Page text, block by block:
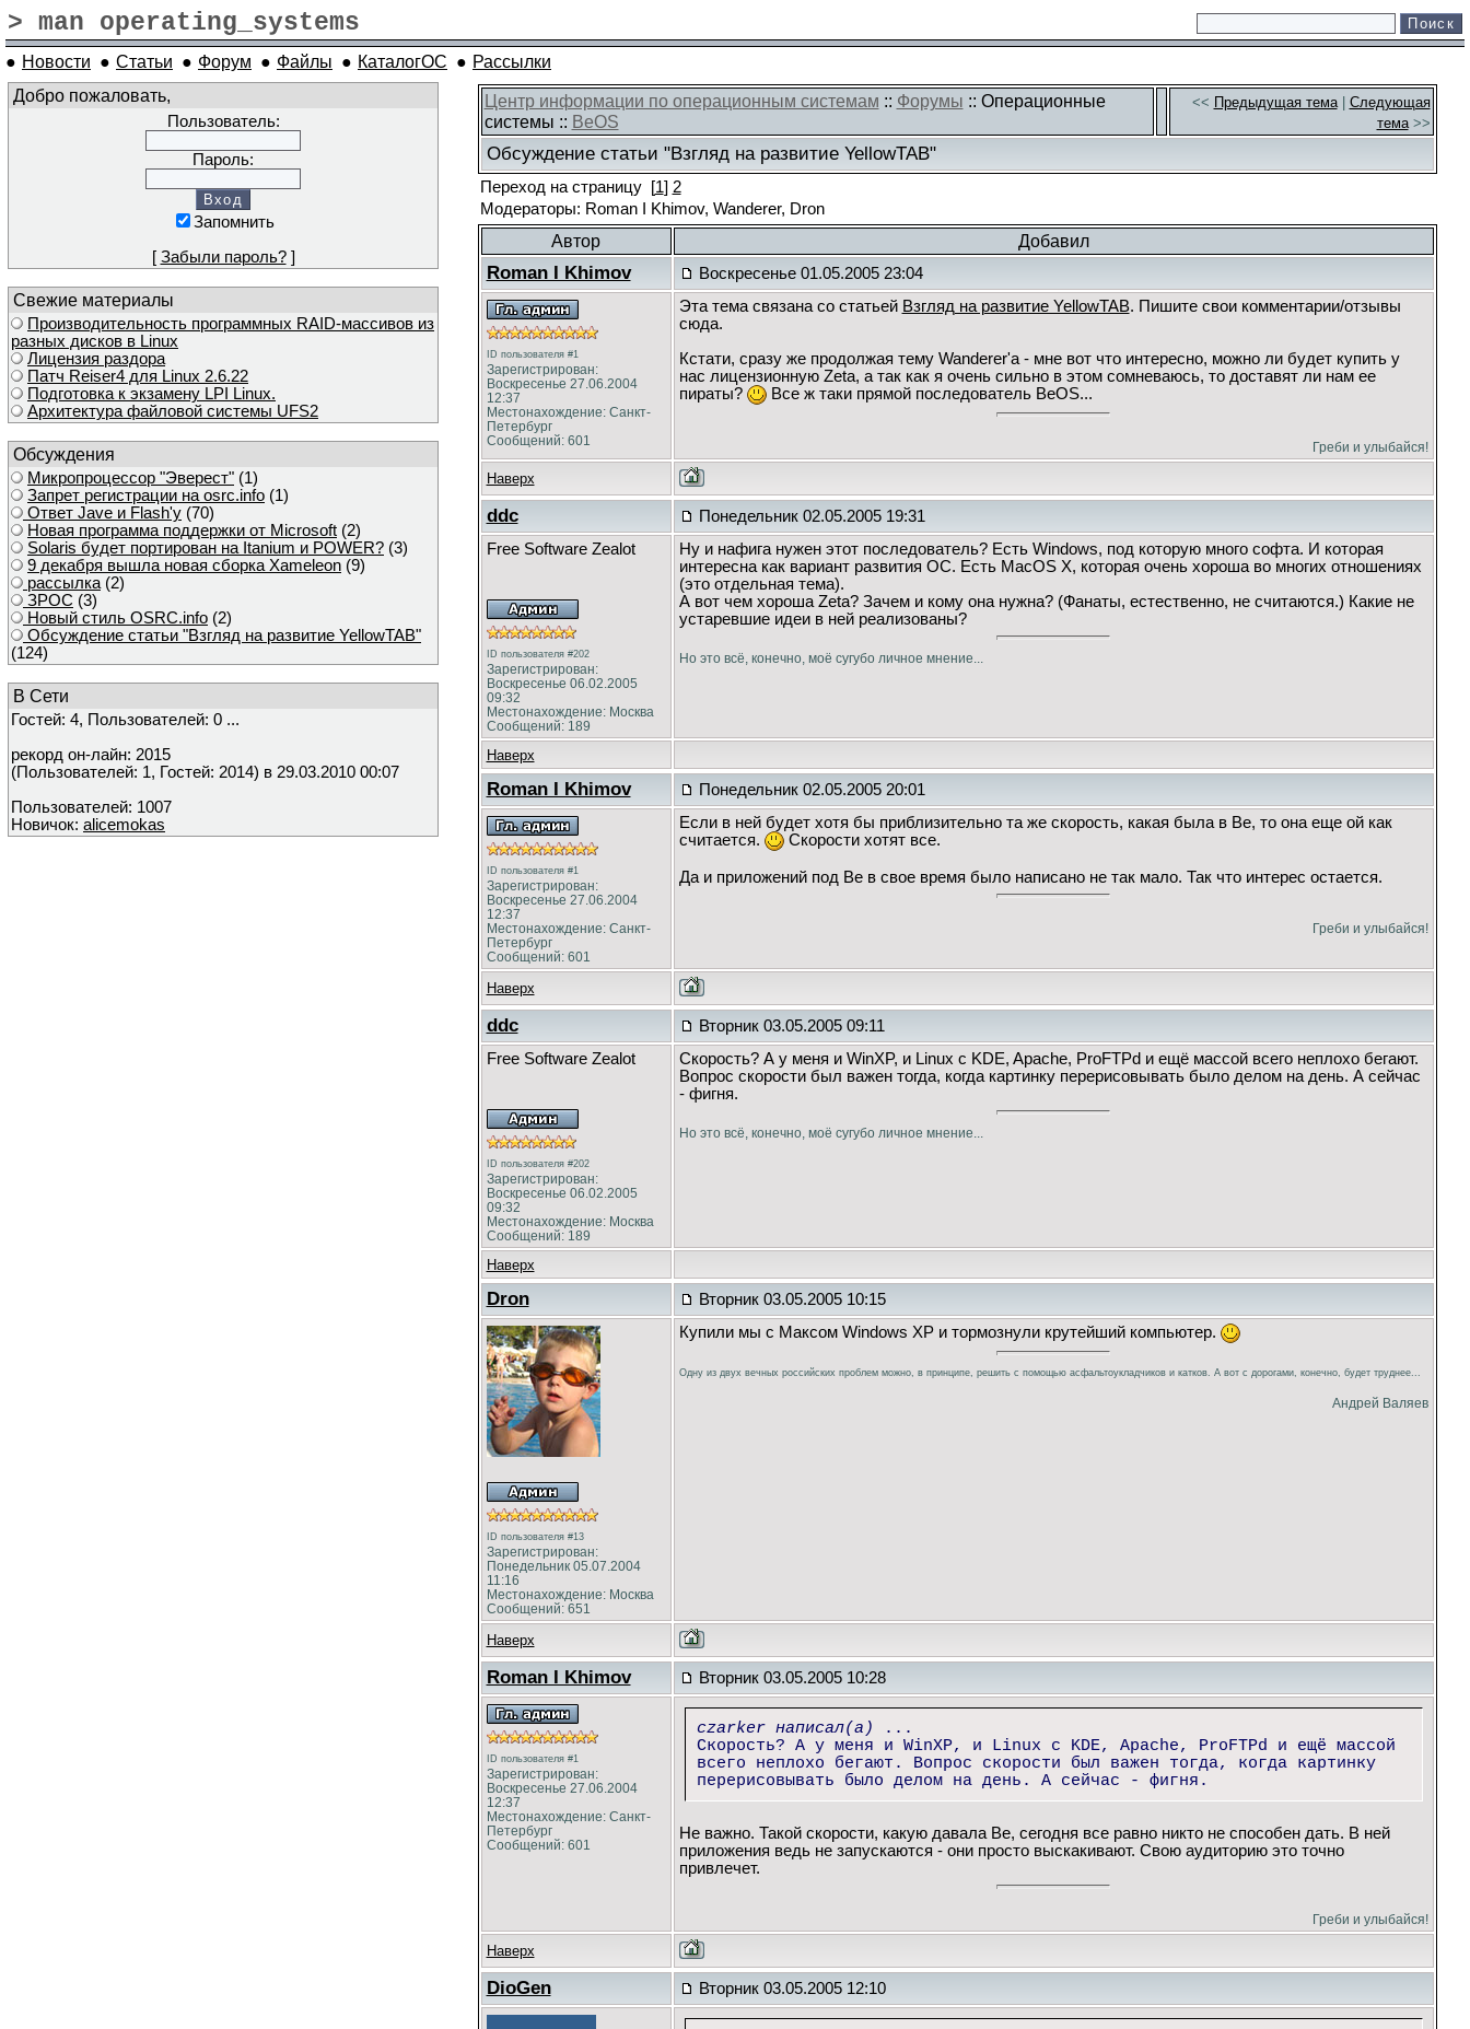
> man operating_systems
● Новости ● Статьи ● Форум ● Файлы ● КаталогОС ● Рассылки
Добро пожаловать,
Пользователь:
Пароль:
Запомнить
[ Забыли пароль?]
Свежие материалы
Производительность программных RAID-массивов из
разных дисков в Linux
Лицензия раздора
Патч Reiser4 для Linux 2.6.22
Подготовка к экзамену LPI Linux.
Архитектура файловой системы UFS2
Обсуждения
Микропроцессор "Эверест" (1)
Запрет регистрации на osrc.info (1)
Ответ Javе и Flash'у (70)
Новая программа поддержки от Microsoft (2)
Solaris будет портирован на Itanium и POWER? (3)
9 декабря вышла новая сборка Xameleon (9)
рассылка (2)
ЗРОС (3)
Новый стиль OSRC.info (2)
Обсуждение статьи "Взгляд на развитие YellowTAB"
(124)
В Сети
Гостей: 4, Пользователей: 0 ...
рекорд он-лайн: 2015
(Пользователей: 1, Гостей: 2014) в 29.03.2010 00:07
Пользователей: 1007
Новичок: alicemokas
Центр информации по операционным системам :: Форумы :: Операционные
системы :: BeOS
<< Предыдущая тема| Следующая
тема>>
Обсуждение статьи "Взгляд на развитие YellowTAB"
Переход на страницу [1] 2
Модераторы: Roman I Khimov, Wanderer, Dron
Автор Добавил
Roman I Khimov Воскресенье 01.05.2005 23:04
ID пользователя #1
Зарегистрирован:
Воскресенье 27.06.2004
12:37
Местонахождение: Санкт-
Петербург
Сообщений: 601
Эта тема связана со статьей Взгляд на развитие YellowTAB. Пишите свои комментарии/отзывы
сюда.
Кстати, сразу же продолжая тему Wanderer'а - мне вот что интересно, можно ли будет купить у
нас лицензионную Zeta, а так как я очень сильно в этом сомневаюсь, то доставят ли нам ее
пираты?
Все ж таки прямой последователь BeOS...
Греби и улыбайся!
Наверх
ddc Понедельник 02.05.2005 19:31
Free Software Zealot
ID пользователя #202
Зарегистрирован:
Воскресенье 06.02.2005
09:32
Местонахождение: Москва
Сообщений: 189
Ну и нафига нужен этот последователь? Есть Windows, под которую много софта. И которая
интересна как вариант развития ОС. Есть MacOS X, которая очень хороша во многих отношениях
(это отдельная тема).
А вот чем хороша Zeta? Зачем и кому она нужна? (Фанаты, естественно, не считаются.) Какие не
устаревшие идеи в ней реализованы?
Но это всё, конечно, моё сугубо личное мнение...
Наверх
Roman I Khimov Понедельник 02.05.2005 20:01
ID пользователя #1
Зарегистрирован:
Воскресенье 27.06.2004
12:37
Местонахождение: Санкт-
Петербург
Сообщений: 601
Если в ней будет хотя бы приблизительно та же скорость, какая была в Be, то она еще ой как
считается.
Скорости хотят все.
Да и приложений под Be в свое время было написано не так мало. Так что интерес остается.
Греби и улыбайся!
Наверх
ddc Вторник 03.05.2005 09:11
Free Software Zealot
ID пользователя #202
Зарегистрирован:
Воскресенье 06.02.2005
09:32
Местонахождение: Москва
Сообщений: 189
Скорость? А у меня и WinXP, и Linux с KDE, Apache, ProFTPd и ещё массой всего неплохо бегают.
Вопрос скорости был важен тогда, когда картинку перерисовывать было делом на день. А сейчас
- фигня.
Но это всё, конечно, моё сугубо личное мнение...
Наверх
Dron Вторник 03.05.2005 10:15
ID пользователя #13
Зарегистрирован:
Понедельник 05.07.2004
11:16
Местонахождение: Москва
Сообщений: 651
Купили мы с Максом Windows XP и тормознули крутейший компьютер.
Одну из двух вечных российских проблем можно, в принципе, решить с помощью асфальтоукладчиков и катков. А вот с дорогами, конечно, будет труднее...
Андрей Валяев
Наверх
Roman I Khimov Вторник 03.05.2005 10:28
ID пользователя #1
Зарегистрирован:
Воскресенье 27.06.2004
12:37
Местонахождение: Санкт-
Петербург
Сообщений: 601
czarker написал(а) ...
Скорость? А у меня и WinXP, и Linux с KDE, Apache, ProFTPd и ещё массой
всего неплохо бегают. Вопрос скорости был важен тогда, когда картинку
перерисовывать было делом на день. А сейчас - фигня.
Не важно. Такой скорости, какую давала Be, сегодня все равно никто не способен дать. В ней
приложения ведь не запускаются - они просто выскакивают. Свою аудиторию это точно
привлечет.
Греби и улыбайся!
Наверх
DioGen Вторник 03.05.2005 12:10